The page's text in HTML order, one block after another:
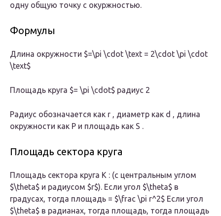
одну общую точку с окуржностью.
Формулы
Длина окружности $=\pi \cdot \text = 2\cdot \pi \cdot
\text$
Площадь круга $= \pi \cdot$ радиус 2
Радиус обозначается как r , диаметр как d , длина
окружности как P и площадь как S .
Площадь сектора круга
Площадь сектора круга K : (с центральным углом
$\theta$ и радиусом $r$). Если угол $\theta$ в
градусах, тогда площадь = $\frac \pi r^2$ Если угол
$\theta$ в радианах, тогда площадь, тогда площадь